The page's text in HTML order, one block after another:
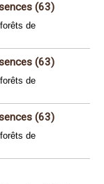
(63)
de
(63)
de
(63)
de